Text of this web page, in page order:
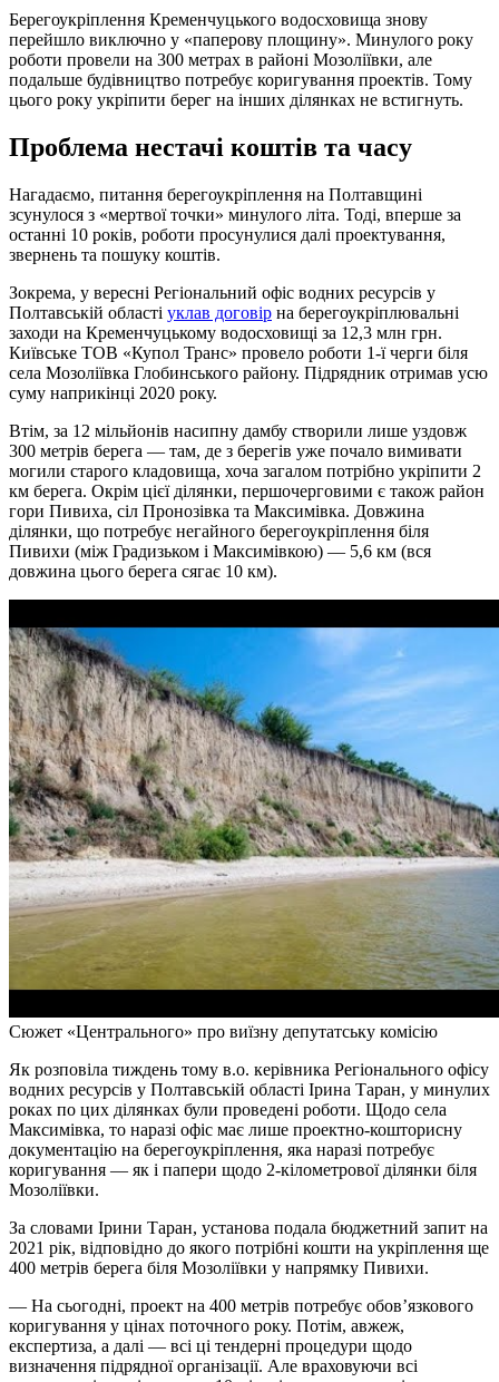
Берегоукріплення Кременчуцького водосховища знову
перейшло виключно у «паперову площину». Минулого року
роботи провели на 300 метрах в районі Мозоліївки, але
подальше будівництво потребує коригування проектів. Тому
цього року укріпити берег на інших ділянках не встигнуть.
Проблема нестачі коштів та часу
Нагадаємо, питання берегоукріплення на Полтавщині
зсунулося з «мертвої точки» минулого літа. Тоді, вперше за
останні 10 років, роботи просунулися далі проектування,
звернень та пошуку коштів.
Зокрема, у вересні Регіональний офіс водних ресурсів у
Полтавській області уклав договір на берегоукріплювальні
заходи на Кременчуцькому водосховищі за 12,3 млн грн.
Київське ТОВ «Купол Транс» провело роботи 1-ї черги біля
села Мозоліївка Глобинського району. Підрядник отримав усю
суму наприкінці 2020 року.
Втім, за 12 мільйонів насипну дамбу створили лише уздовж
300 метрів берега — там, де з берегів уже почало вимивати
могили старого кладовища, хоча загалом потрібно укріпити 2
км берега. Окрім цієї ділянки, першочерговими є також район
гори Пивиха, сіл Пронозівка та Максимівка. Довжина
ділянки, що потребує негайного берегоукріплення біля
Пивихи (між Градизьком і Максимівкою) — 5,6 км (вся
довжина цього берега сягає 10 км).
Сюжет «Центрального» про виїзну депутатську комісію
Як розповіла тиждень тому в.о. керівника Регіонального офісу
водних ресурсів у Полтавській області Ірина Таран, у минулих
роках по цих ділянках були проведені роботи. Щодо села
Максимівка, то наразі офіс має лише проектно-кошторисну
документацію на берегоукріплення, яка наразі потребує
коригування — як і папери щодо 2-кілометрової ділянки біля
Мозоліївки.
За словами Ірини Таран, установа подала бюджетний запит на
2021 рік, відповідно до якого потрібні кошти на укріплення ще
400 метрів берега біля Мозоліївки у напрямку Пивихи.
— На сьогодні, проект на 400 метрів потребує обов’язкового
коригування у цінах поточного року. Потім, авжеж,
експертиза, а далі — всі ці тендерні процедури щодо
визначення підрядної організації. Але враховуючи всі